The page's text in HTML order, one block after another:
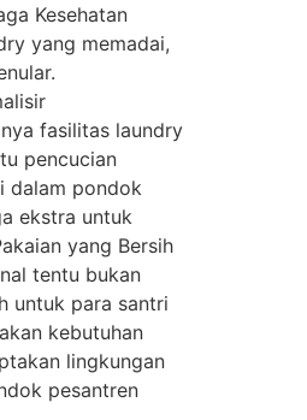
Kesehatan
yang memadai,
fasilitas laundry
pencucian
dalam pondok
ekstra untuk
yang Bersih
tentu bukan
untuk para santri
kebutuhan
lingkungan
pesantren